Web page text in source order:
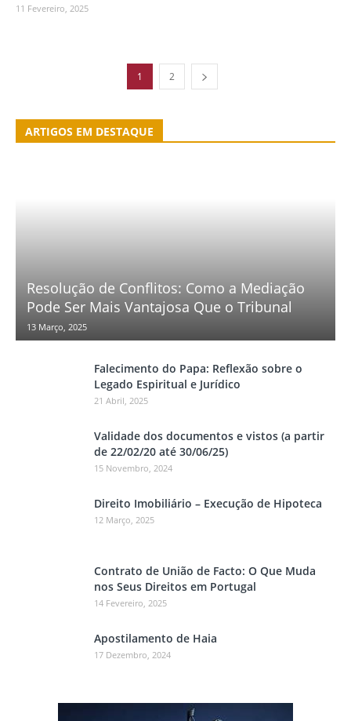
11 Fevereiro, 2025
1 2
ARTIGOS EM DESTAQUE
Resolução de Conflitos: Como a Mediação
Pode Ser Mais Vantajosa Que o Tribunal
13 Março, 2025
Falecimento do Papa: Reflexão sobre o
Legado Espiritual e Jurídico
21 Abril, 2025
Validade dos documentos e vistos (a partir
de 22/02/20 até 30/06/25)
15 Novembro, 2024
Direito Imobiliário – Execução de Hipoteca
12 Março, 2025
Contrato de União de Facto: O Que Muda
nos Seus Direitos em Portugal
14 Fevereiro, 2025
Apostilamento de Haia
17 Dezembro, 2024